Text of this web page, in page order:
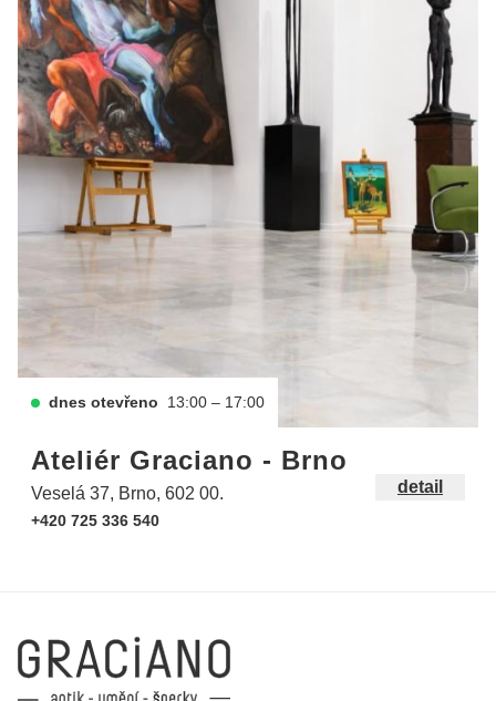
dnes otevřeno 13:00 – 17:00
Ateliér Graciano - Brno
Veselá 37, Brno, 602 00.
+420 725 336 540
detail